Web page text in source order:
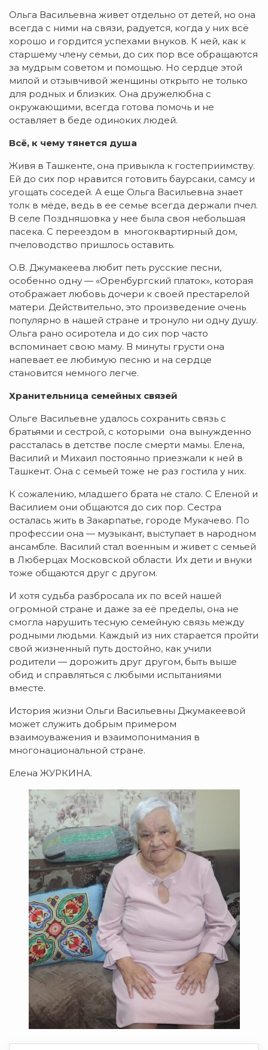
Ольга Васильевна живет отдельно от детей, но она
всегда с ними на связи, радуется, когда у них всё
хорошо и гордится успехами внуков. К ней, как к
старшему члену семьи, до сих пор все обращаются
за мудрым советом и помощью. Но сердце этой
милой и отзывчивой женщины открыто не только
для родных и близких. Она дружелюбна с
окружающими, всегда готова помочь и не
оставляет в беде одиноких людей.
Всё, к чему тянется душа
Живя в Ташкенте, она привыкла к гостеприимству.
Ей до сих пор нравится готовить баурсаки, самсу и
угощать соседей. А еще Ольга Васильевна знает
толк в мёде, ведь в ее семье всегда держали пчел.
В селе Поздняшовка у нее была своя небольшая
пасека. С переездом в многоквартирный дом,
пчеловодство пришлось оставить.
О.В. Джумакеева любит петь русские песни,
особенно одну — «Оренбургский платок», которая
отображает любовь дочери к своей престарелой
матери. Действительно, это произведение очень
популярно в нашей стране и тронуло ни одну душу.
Ольга рано осиротела и до сих пор часто
вспоминает свою маму. В минуты грусти она
напевает ее любимую песню и на сердце
становится немного легче.
Хранительница семейных связей
Ольге Васильевне удалось сохранить связь с
братьями и сестрой, с которыми она вынужденно
рассталась в детстве после смерти мамы. Елена,
Василий и Михаил постоянно приезжали к ней в
Ташкент. Она с семьей тоже не раз гостила у них.
К сожалению, младшего брата не стало. С Еленой и
Василием они общаются до сих пор. Сестра
осталась жить в Закарпатье, городе Мукачево. По
профессии она — музыкант, выступает в народном
ансамбле. Василий стал военным и живет с семьей
в Люберцах Московской области. Их дети и внуки
тоже общаются друг с другом.
И хотя судьба разбросала их по всей нашей
огромной стране и даже за её пределы, она не
смогла нарушить тесную семейную связь между
родными людьми. Каждый из них старается пройти
свой жизненный путь достойно, как учили
родители — дорожить друг другом, быть выше
обид и справляться с любыми испытаниями
вместе.
История жизни Ольги Васильевны Джумакеевой
может служить добрым примером
взаимоуважения и взаимопонимания в
многонациональной стране.
Елена ЖУРКИНА.